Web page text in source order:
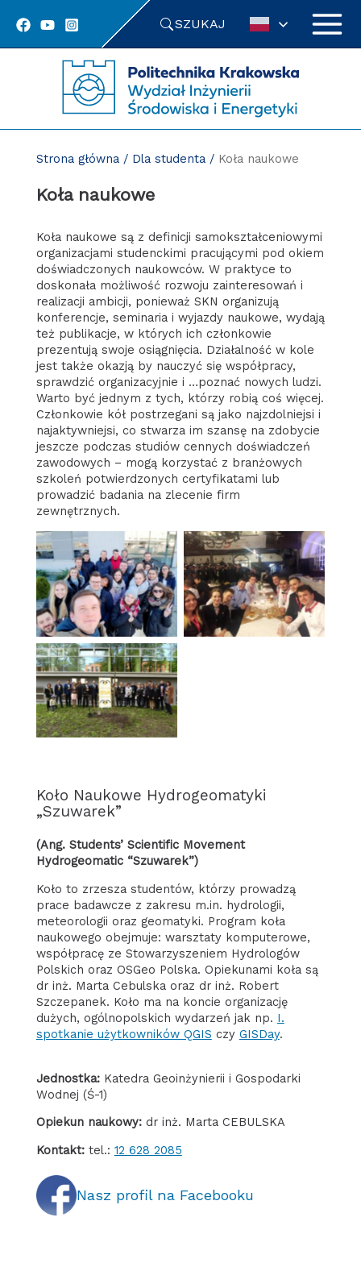
SZUKAJ
Strona główna/ Dla studenta/ Koła naukowe
Koła naukowe
Koła naukowe są z definicji samokształceniowymi
organizacjami studenckimi pracującymi pod okiem
doświadczonych naukowców. W praktyce to
doskonała możliwość rozwoju zainteresowań i
realizacji ambicji, ponieważ SKN organizują
konferencje, seminaria i wyjazdy naukowe, wydają
też publikacje, w których ich członkowie
prezentują swoje osiągnięcia. Działalność w kole
jest także okazją by nauczyć się współpracy,
sprawdzić organizacyjnie i …poznać nowych ludzi.
Warto być jednym z tych, którzy robią coś więcej.
Członkowie kół postrzegani są jako najzdolniejsi i
najaktywniejsi, co stwarza im szansę na zdobycie
jeszcze podczas studiów cennych doświadczeń
zawodowych – mogą korzystać z branżowych
szkoleń potwierdzonych certyfikatami lub
prowadzić badania na zlecenie firm
zewnętrznych.
Koła naukowe Koła naukowe
Koła naukowe
Koło Naukowe Hydrogeomatyki
„Szuwarek”
(ang. Students’ Scientific Movement
Hydrogeomatic “Szuwarek”)
Koło to zrzesza studentów, którzy prowadzą
prace badawcze z zakresu m.in. hydrologii,
meteorologii oraz geomatyki. Program koła
naukowego obejmuje: warsztaty komputerowe,
współpracę ze Stowarzyszeniem Hydrologów
Polskich oraz OSGeo Polska. Opiekunami koła są
dr inż. Marta Cebulska oraz dr inż. Robert
Szczepanek. Koło ma na koncie organizację
dużych, ogólnopolskich wydarzeń jak np. I.
spotkanie użytkowników QGIS czy GISDay.
Jednostka:Katedra Geoinżynierii i Gospodarki
Wodnej (Ś-1)
Opiekun naukowy:dr inż. Marta CEBULSKA
Kontakt:tel.: 12 628 2085
Nasz profil na Facebooku